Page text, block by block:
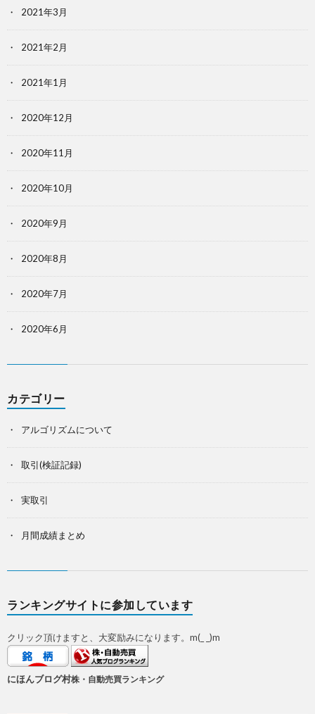
2021年3月
2021年2月
2021年1月
2020年12月
2020年11月
2020年10月
2020年9月
2020年8月
2020年7月
2020年6月
カテゴリー
アルゴリズムについて
取引(検証記録)
実取引
月間成績まとめ
ランキングサイトに参加しています
クリック頂けますと、大変励みになります。m(_ _)m
にほんブログ村株・自動売買ランキング